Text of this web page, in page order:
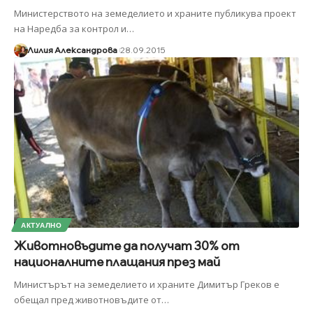
Министерството на земеделието и храните публикува проект
на Наредба за контрол и…
Лилия Александрова 28.09.2015
АКТУАЛНО
Животновъдите да получат 30% от
националните плащания през май
Министърът на земеделието и храните Димитър Греков е
обещал пред животновъдите от…